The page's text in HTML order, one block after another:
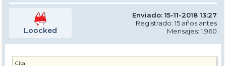
Loocked
Enviado: 15-11-2018 13:27
Registrado: 15 años antes
Mensajes: 1.960
Cita